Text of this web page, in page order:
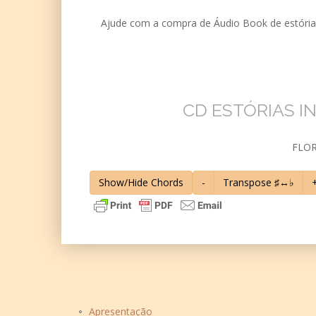
Ajude com a compra de Áudio Book de
CD ESTÓRIAS
Show/Hide Chords - Transpose ♯↔♭
Apresentação